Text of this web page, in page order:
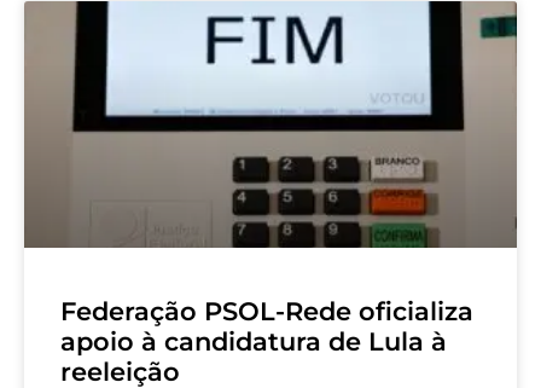
Federação PSOL-Rede oficializa
apoio à candidatura de Lula à
reeleição